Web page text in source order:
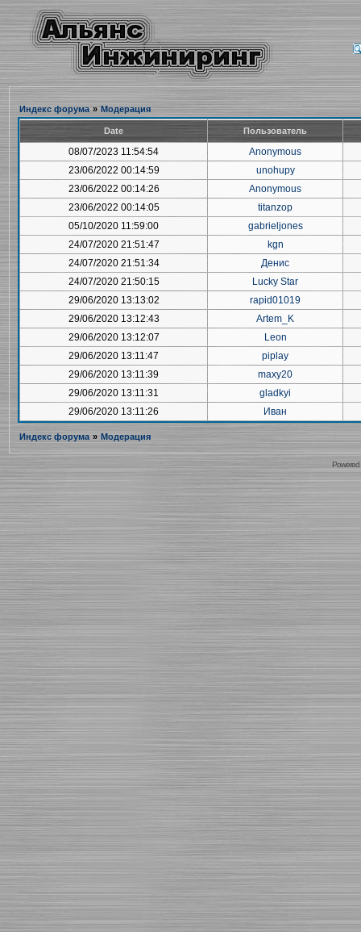
Индекс форума » Модерация
Date Пользователь
08/07/2023 11:54:54
Anonymous
23/06/2022 00:14:59
unohupy
23/06/2022 00:14:26
Anonymous
23/06/2022 00:14:05
titanzop
05/10/2020 11:59:00
gabrieljones
24/07/2020 21:51:47
kgn
24/07/2020 21:51:34
Денис
24/07/2020 21:50:15
Lucky Star
29/06/2020 13:13:02
rapid01019
29/06/2020 13:12:43
Artem_K
29/06/2020 13:12:07
Leon
29/06/2020 13:11:47
piplay
29/06/2020 13:11:39
maxy20
29/06/2020 13:11:31
gladkyi
29/06/2020 13:11:26
Иван
Индекс форума » Модерация